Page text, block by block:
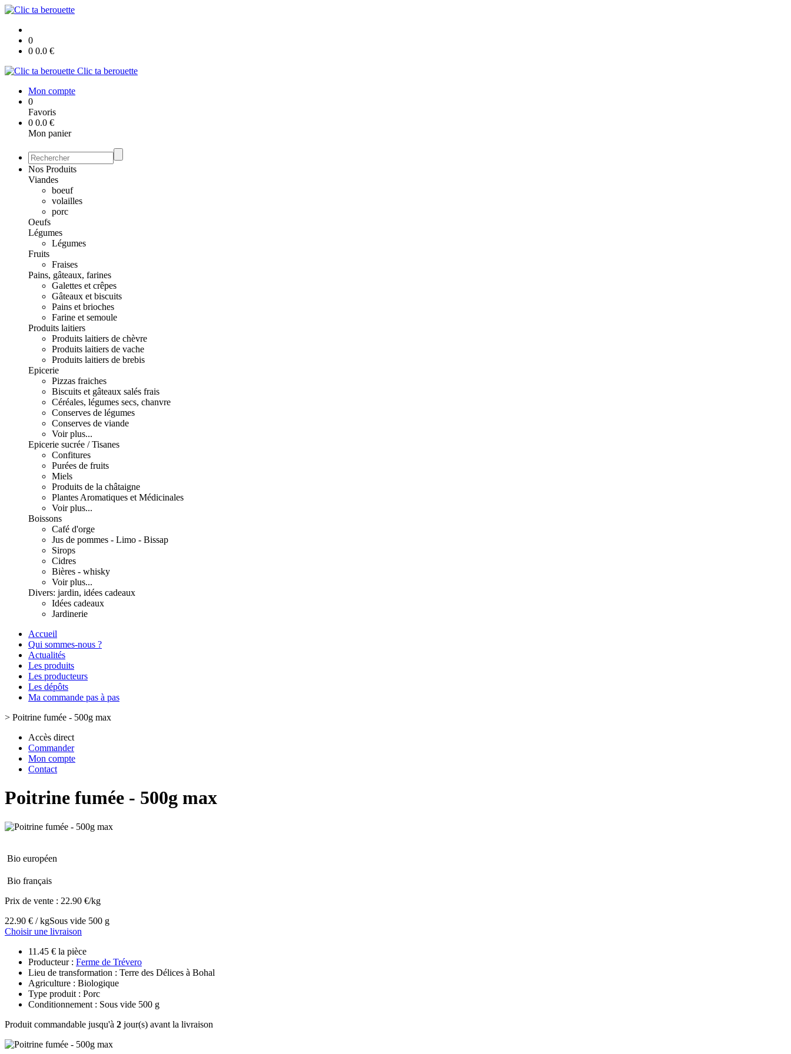
0
0 0.0 €
Clic ta berouette
Mon compte
0
Favoris
0 0.0 €
Mon panier
Nos Produits
Viandes
boeuf
volailles
porc
Oeufs
Légumes
Légumes
Fruits
Fraises
Pains, gâteaux, farines
Galettes et crêpes
Gâteaux et biscuits
Pains et brioches
Farine et semoule
Produits laitiers
Produits laitiers de chèvre
Produits laitiers de vache
Produits laitiers de brebis
Epicerie
Pizzas fraiches
Biscuits et gâteaux salés frais
Céréales, légumes secs, chanvre
Conserves de légumes
Conserves de viande
Voir plus...
Epicerie sucrée / Tisanes
Confitures
Purées de fruits
Miels
Produits de la châtaigne
Plantes Aromatiques et Médicinales
Voir plus...
Boissons
Café d'orge
Jus de pommes - Limo - Bissap
Sirops
Cidres
Bières - whisky
Voir plus...
Divers: jardin, idées cadeaux
Idées cadeaux
Jardinerie
Accueil
Qui sommes-nous ?
Actualités
Les produits
Les producteurs
Les dépôts
Ma commande pas à pas
> Poitrine fumée - 500g max
Accès direct
Commander
Mon compte
Contact
Poitrine fumée - 500g max
Bio européen
Bio français
Prix de vente : 22.90 €/kg
22.90 € / kgSous vide 500 g
Choisir une livraison
11.45 € la pièce
Producteur : Ferme de Trévero
Lieu de transformation : Terre des Délices à Bohal
Agriculture : Biologique
Type produit : Porc
Conditionnement : Sous vide 500 g
Produit commandable jusqu'à 2 jour(s) avant la livraison